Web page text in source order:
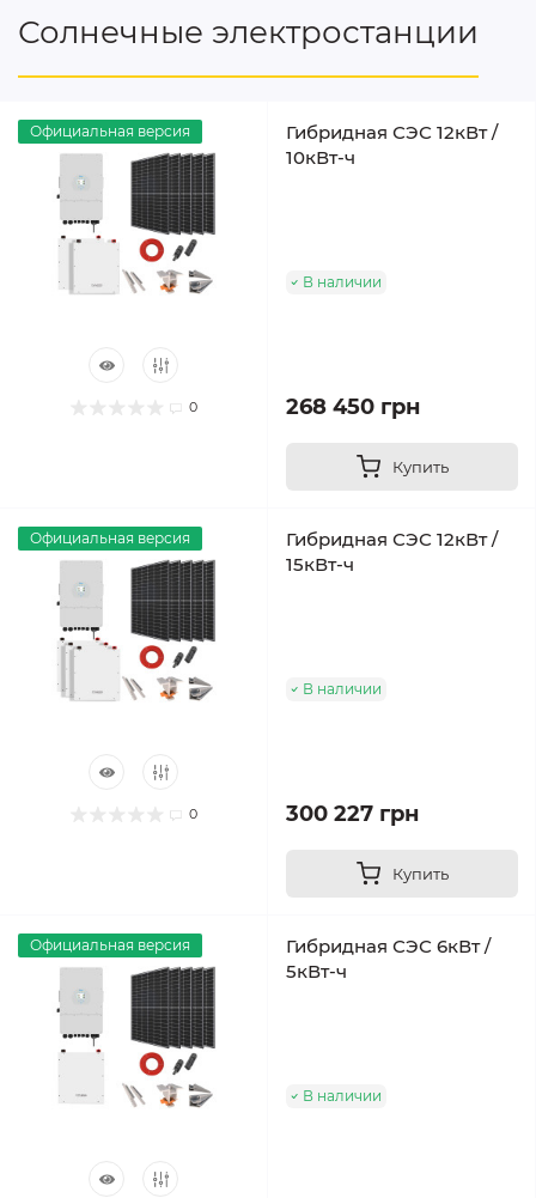
Солнечные электростанции
Официальная версия
0
Гибридная СЭС 12кВт /
10кВт-ч
В наличии
268 450 грн
Купить
Официальная версия
0
Гибридная СЭС 12кВт /
15кВт-ч
В наличии
300 227 грн
Купить
Официальная версия
Гибридная СЭС 6кВт /
5кВт-ч
В наличии